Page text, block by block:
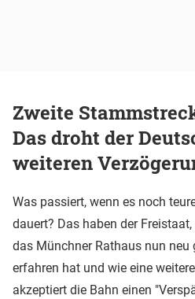
Zweite
Das droht der
weiteren
Was passiert, wenn es noch
dauert? Das haben der Freistaat,
das Münchner Rathaus nun neu
erfahren hat und wie eine
akzeptiert die Bahn einen